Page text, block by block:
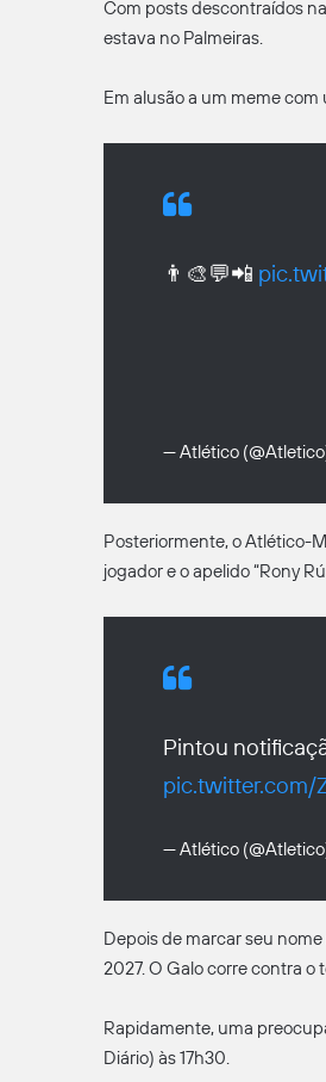
Com posts descontraídos
estava no Palmeiras.
Em alusão a um meme
👨‍🎨💬📲
— Atlético
Posteriormente, o Atlético-
jogador e o apelido “Rony
Pintou
pic.twitter.com/
— Atlético
Depois de marcar seu
2027. O Galo corre contra
Rapidamente, uma
Diário) às 17h30.